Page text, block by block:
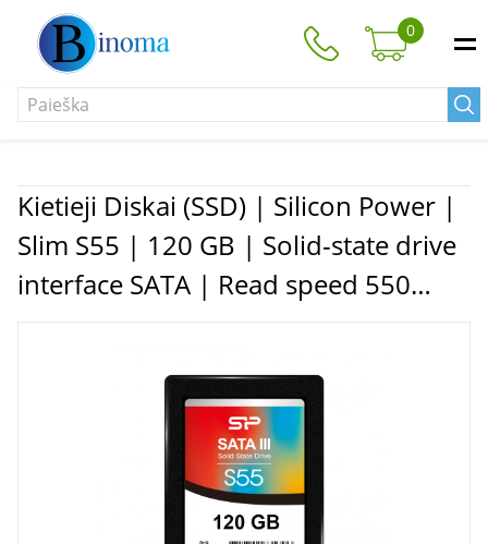
0
Kietieji Diskai (SSD) | Silicon Power |
Slim S55 | 120 GB | Solid-state drive
interface SATA | Read speed 550
MB/s | Write speed 420 MB/s